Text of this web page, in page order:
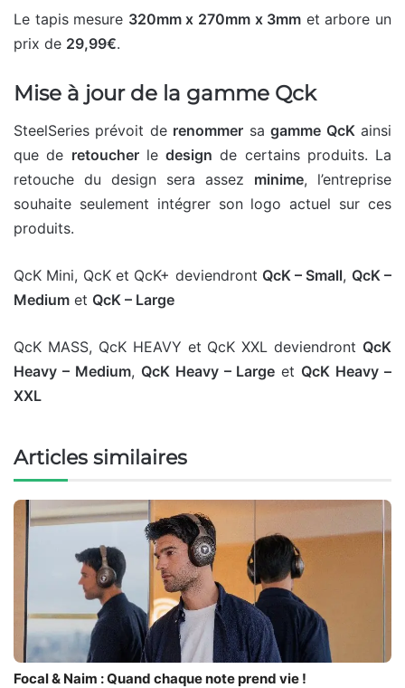
Le tapis mesure 320mm x 270mm x 3mm et arbore un
prix de 29,99€.
Mise à jour de la gamme Qck
SteelSeries prévoit de renommer sagamme QcKainsi
que de retoucherle design de certains produits. La
retouche du design sera assez minime, l’entreprise
souhaite seulement intégrer son logo actuel sur ces
produits.
QcK Mini, QcK et QcK+ deviendront QcK – Small, QcK –
Medium et QcK – Large
QcK MASS, QcK HEAVY et QcK XXL deviendront QcK
Heavy – Medium, QcK Heavy – Large et QcK Heavy –
XXL
Articles similaires
Focal & Naim : Quand chaque note prend vie !